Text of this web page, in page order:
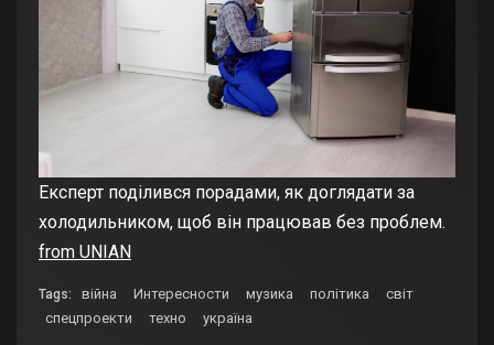
Експерт поділився порадами, як доглядати за
холодильником, щоб він працював без проблем.
from UNIAN
Tags: війна Интересности музика політика
світ
спецпроекти
техно україна